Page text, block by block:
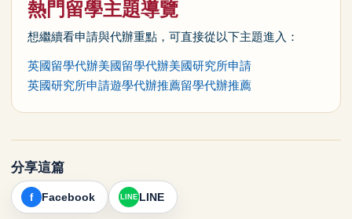
熱門留學主題導覽
想繼續看申請與代辦重點，可直接從以下主題進入：
英國留學代辦美國留學代辦美國研究所申請
英國研究所申請遊學代辦推薦留學代辦推薦
分享這篇
Facebook LINE